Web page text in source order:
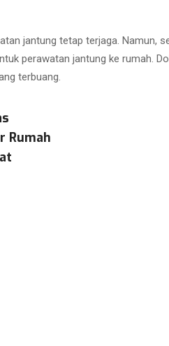
jantung tetap terjaga. Namun,
perawatan jantung ke rumah.
terbuang.
Rumah